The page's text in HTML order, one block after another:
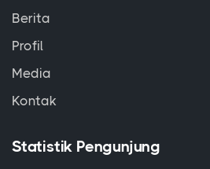
Berita
Profil
Media
Kontak
Statistik Pengunjung